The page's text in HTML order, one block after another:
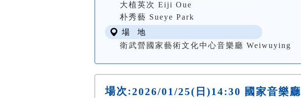
大植英次 Eiji Oue
朴秀藝 Sueye Park
場 地
衛武營國家藝術文化中心音樂廳 Weiwuying
場次:2026/01/25(日)14:30 國家音樂廳